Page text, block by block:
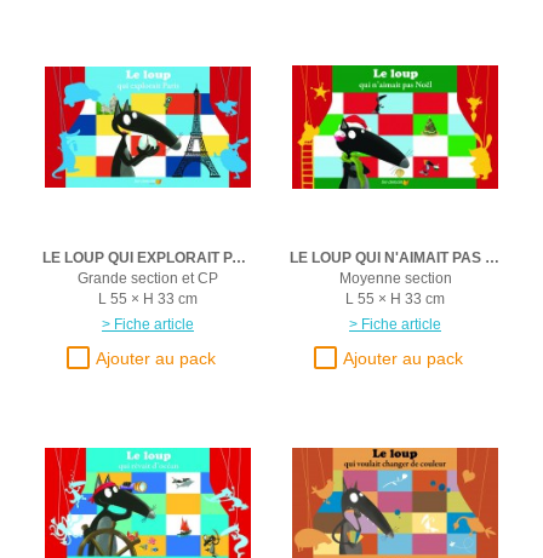
LE LOUP QUI EXPLORAIT PARIS
Grande section et CP
L 55 × H 33 cm
> Fiche article
LE LOUP QUI N'AIMAIT PAS NOEL
Moyenne section
L 55 × H 33 cm
> Fiche article